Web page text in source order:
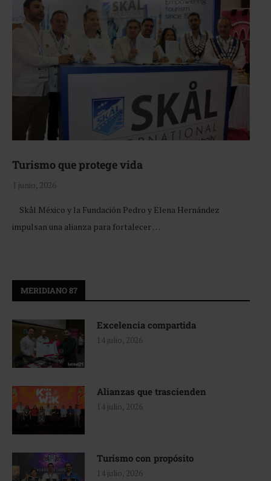
Turismo que protege vida
1 junio, 2026
Skål México y la Fundación Pedro y Elena Hernández
impulsan una alianza para fortalecer …
MERIDIANO 87
Excelencia compartida
14 julio, 2026
Alianzas que trascienden
14 julio, 2026
Turismo con propósito
14 julio, 2026